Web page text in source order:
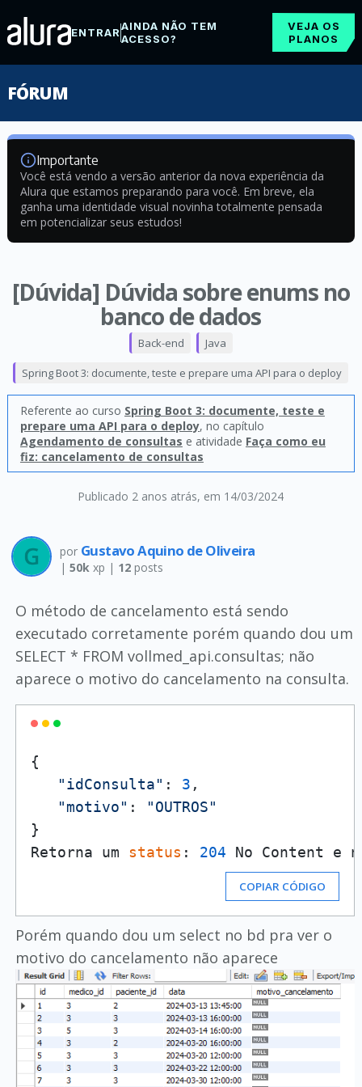
ENTRARAINDA NÃO TEM
ACESSO?
VEJA OS
PLANOS
FÓRUM
Importante
Você está vendo a versão anterior da nova experiência da
Alura que estamos preparando para você. Em breve, ela
ganha uma identidade visual novinha totalmente pensada
em potencializar seus estudos!
[Dúvida] Dúvida sobre enums no
banco de dados
Publicado 2 anos atrás, em 14/03/2024
Back-end Java
Spring Boot 3: documente, teste e prepare uma API para o deploy
Referente ao curso Spring Boot 3: documente, teste e
prepare uma API para o deploy, no capítulo
Agendamento de consultas e atividade Faça como eu
fiz: cancelamento de consultas
por Gustavo Aquino de Oliveira
| 50kxp | 12posts
O método de cancelamento está sendo
executado corretamente porém quando dou um
SELECT * FROM vollmed_api.consultas; não
aparece o motivo do cancelamento na consulta.
{
"idConsulta" : 3 ,
"motivo" :
"OUTROS"
}
Retorna um status : 204
COPIAR CÓDIGO
Porém quando dou um select no bd pra ver o
motivo do cancelamento não aparece